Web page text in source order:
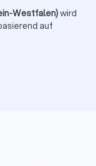
Westfalen)wird
auf